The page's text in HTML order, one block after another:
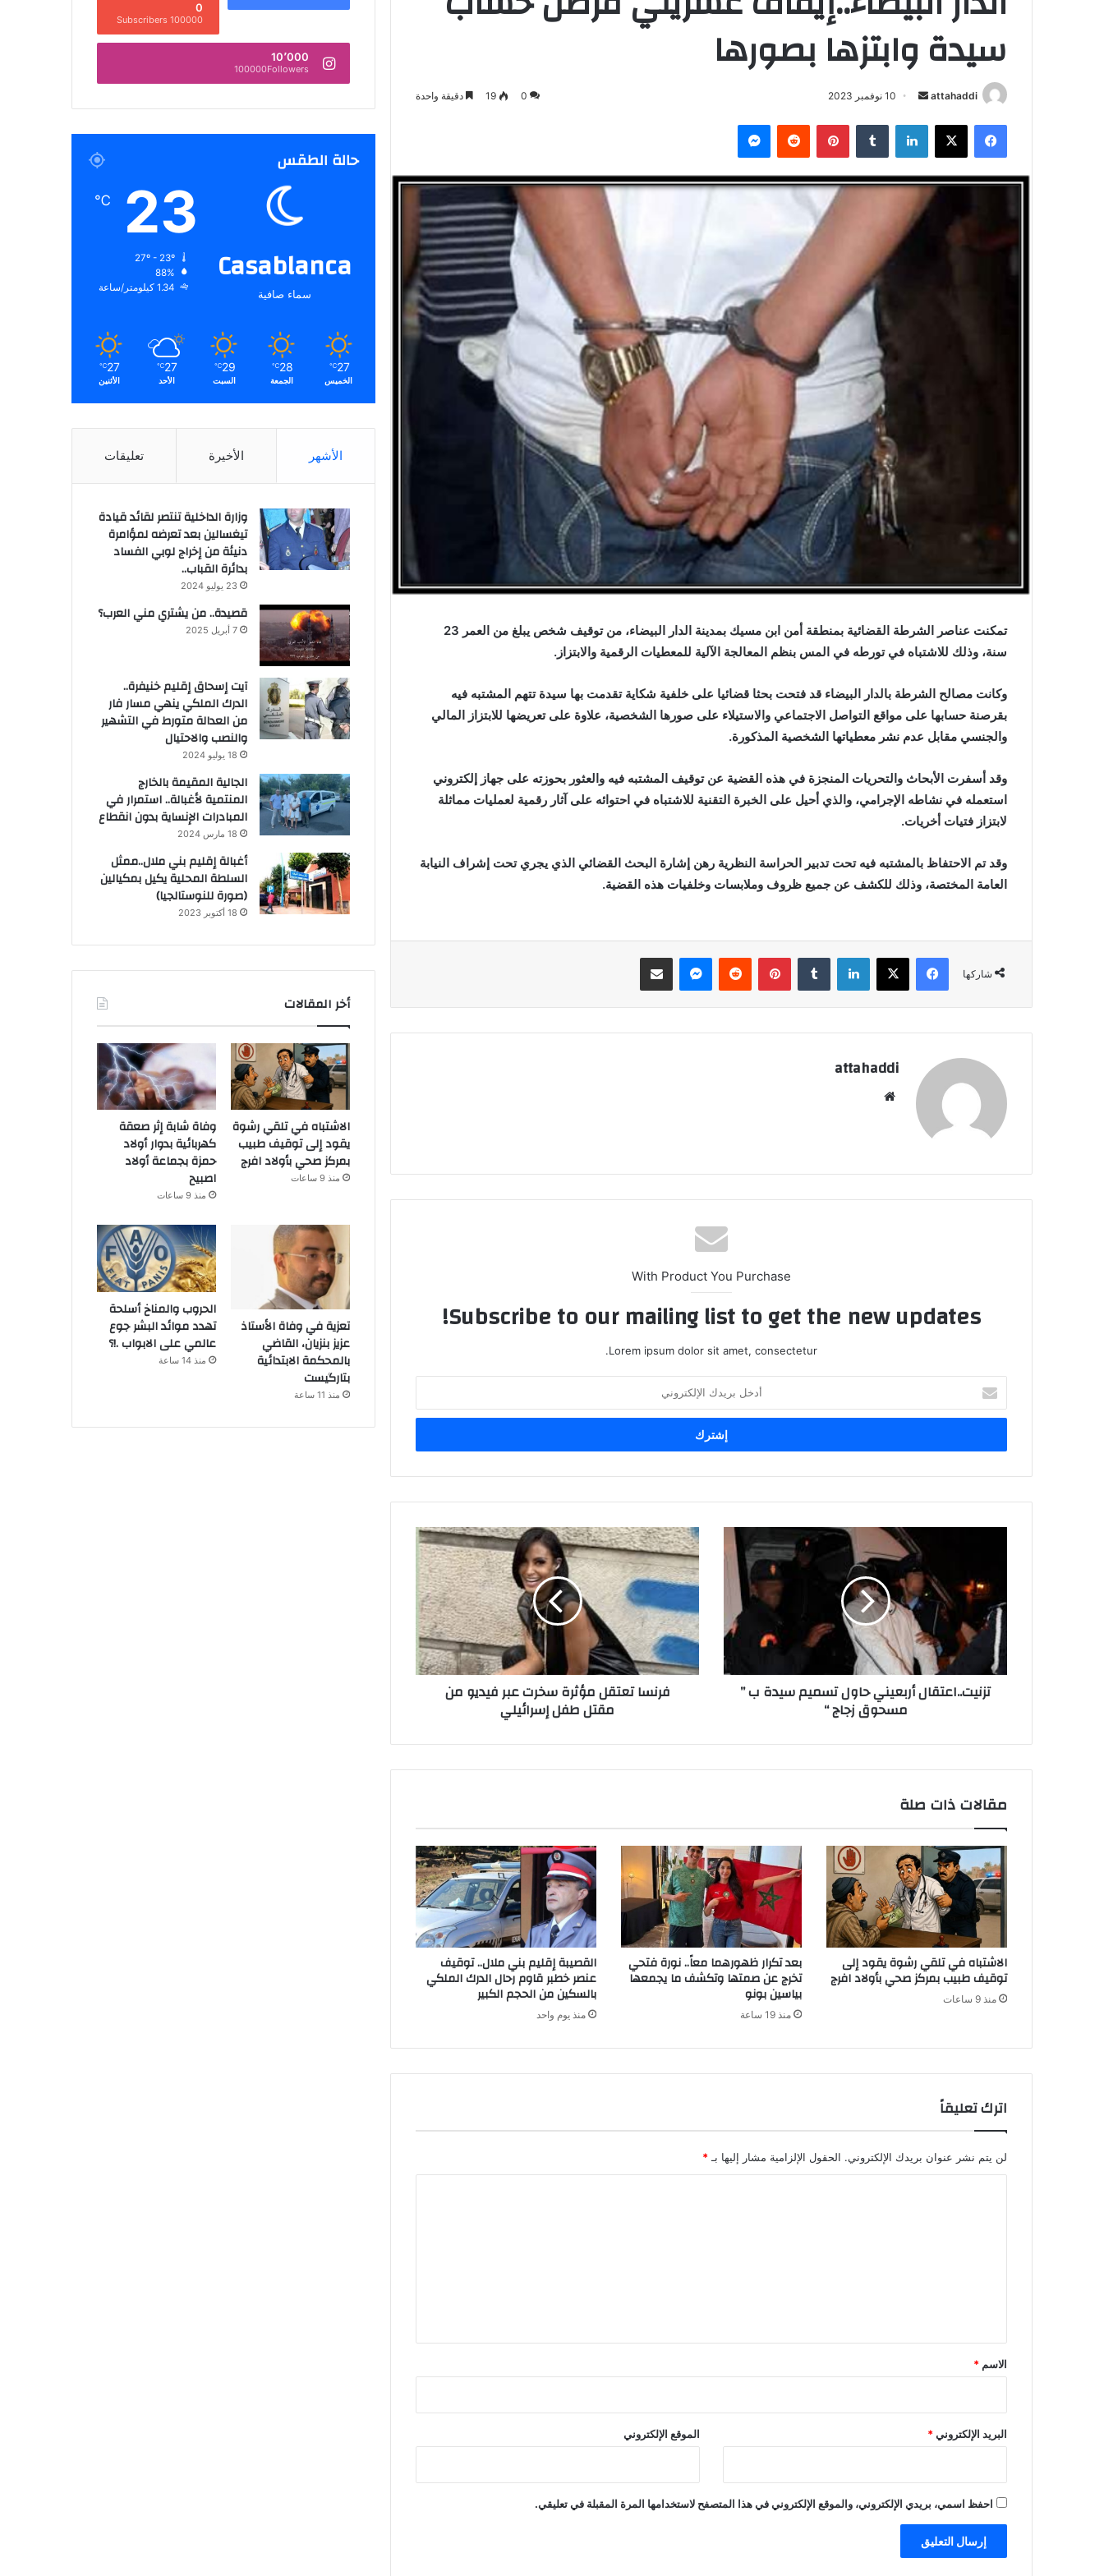
سيدة وابتزها بصورها
attahaddi
أرسل
إلكترونيا
10 نوفمبر 2023 0
19 دقيقة واحدة
فيسبوك X لينكدإن بينتيريست ماسنجر
تمكنت عناصر الشرطة القضائية بمنطقة أمن ابن مسيك بمدينة الدار البيضاء، من توقيف شخص يبلغ من العمر 23
سنة، وذلك للاشتباه في تورطه في المس بنظم المعالجة الآلية للمعطيات الرقمية والابتزاز.
وكانت مصالح الشرطة بالدار البيضاء قد فتحت بحثا قضائيا على خلفية شكاية تقدمت بها سيدة تتهم المشتبه فيه
بقرصنة حسابها على مواقع التواصل الاجتماعي والاستيلاء على صورها الشخصية، علاوة على تعريضها للابتزاز المالي
والجنسي مقابل عدم نشر معطياتها الشخصية المذكورة.
وقد أسفرت الأبحاث والتحريات المنجزة في هذه القضية عن توقيف المشتبه فيه والعثور بحوزته على جهاز إلكتروني
استعمله في نشاطه الإجرامي، والذي أحيل على الخبرة التقنية للاشتباه في احتوائه على آثار رقمية لعمليات مماثلة
لابتزاز فتيات أخريات.
وقد تم الاحتفاظ بالمشتبه فيه تحت تدبير الحراسة النظرية رهن إشارة البحث القضائي الذي يجري تحت إشراف النيابة
العامة المختصة، وذلك للكشف عن جميع ظروف وملابسات وخلفيات هذه القضية.
شاركها
فيسبوك X لينكدإن بينتيريست ماسنجر مشاركة عبر البريد
attahaddi
With Product You Purchase
Subscribe to our mailing list to get the new updates!
Lorem ipsum dolor sit amet, consectetur.
بريدك
الإلكتروني
تزنيت..اعتقال أربعيني حاول تسميم سيدة ب ”
مسحوق زجاج “
فرنسا تعتقل مؤثرة سخرت عبر فيديو من
مقتل طفل إسرائيلي
مقالات ذات صلة
الاشتباه في تلقي رشوة يقود إلى
توقيف طبيب بمركز صحي بأولاد افرج
منذ 9 ساعات
بعد تكرار ظهورهما معاً.. نورة فتحي
تخرج عن صمتها وتكشف ما يجمعها
بياسين بونو
منذ 19 ساعة
القصيبة إقليم بني ملال.. توقيف
عنصر خطبر قاوم رحال الدرك الملكي
بالسكين من الحجم الكبير
منذ يوم واحد
اترك تعليقاً
لن يتم نشر عنوان بريدك الإلكتروني. الحقول الإلزامية مشار إليها بـ*
*
الاسم *
البريد الإلكتروني* الموقع الإلكتروني
احفظ اسمي، بريدي الإلكتروني، والموقع الإلكتروني في هذا المتصفح لاستخدامها المرة المقبلة في تعليقي.
0
100000 Subscribers
10٬000
100000Followers
حالة الطقس
Casablanca
سماء صافية
23
℃
88%
1.34 كيلومتر/ساعة
27
℃
الخميس
28
℃
الجمعة
29
℃
السبت
27
℃
الأحد
27
℃
الأثنين
الأشهر الأخيرة تعليقات
وزارة الداخلية تنتصر لقائد قيادة
تيغسالين بعد تعرضه لمؤامرة
دنيئة من إخراج لوبي الفساد
بدائرة القباب..
23 يوليو 2024
قصيدة.. من يشتري مني العرب؟
7 أبريل 2025
آيت إسحاق إقليم خنيفرة..
الدرك الملكي ينهي مسار فار
من العدالة متورط في التشهير
والنصب والاحتيال
18 يوليو 2024
الجالية المقيمة بالخارج
المنتمية لأغبالة.. استمرار في
المبادرات الإنساية بدون انقطاع
18 مارس 2024
أغبالة إقليم بني ملال..ممثل
السلطة المحلية يكيل بمكيالين
(صورة للنوستالجيا)
18 أكتوبر 2023
أخر المقالات
الاشتباه في تلقي رشوة
يقود إلى توقيف طبيب
بمركز صحي بأولاد افرج
منذ 9 ساعات
وفاة شابة إثر صعقة
كهربائية بدوار أولاد
حمزة بجماعة أولاد
اصبيح
منذ 9 ساعات
تعزية في وفاة الأستاذ
عزيز بنزيان، القاضي
بالمحكمة الابتدائية
بتارگيست
منذ 11 ساعة
الحروب والمناخ أسلحة
تهدد موائد البشر جوع
عالمي على الابواب .!؟
منذ 14 ساعة